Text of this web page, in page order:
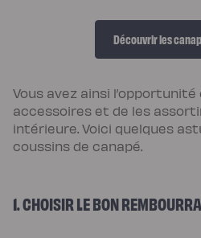
Sommiers
Sommier
à
lattes
Sommier
tapissier
Sommier
Découvrir les
Vous avez ainsi
accessoires et de les
intérieure. Voici quelques
coussins de canapé.
1. CHOISIR LE BON